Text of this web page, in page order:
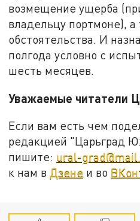
возмещение ущерба
владельцу портмоне),
обстоятельства. И
полгода условно с
шесть месяцев.
Уважаемые читатели
Если вам есть чем
редакцией "Царьград
пишите: ural-
к нам в Дзене и во